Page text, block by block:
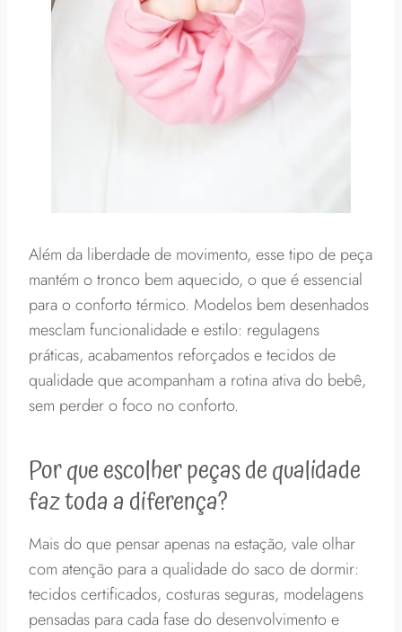
Além da liberdade de movimento, esse tipo de peça
mantém o tronco bem aquecido, o que é essencial
para o conforto térmico. Modelos bem desenhados
mesclam funcionalidade e estilo: regulagens
práticas, acabamentos reforçados e tecidos de
qualidade que acompanham a rotina ativa do bebê,
sem perder o foco no conforto.
Por que escolher peças de qualidade
faz toda a diferença?
Mais do que pensar apenas na estação, vale olhar
com atenção para a qualidade do saco de dormir:
tecidos certificados, costuras seguras, modelagens
pensadas para cada fase do desenvolvimento e